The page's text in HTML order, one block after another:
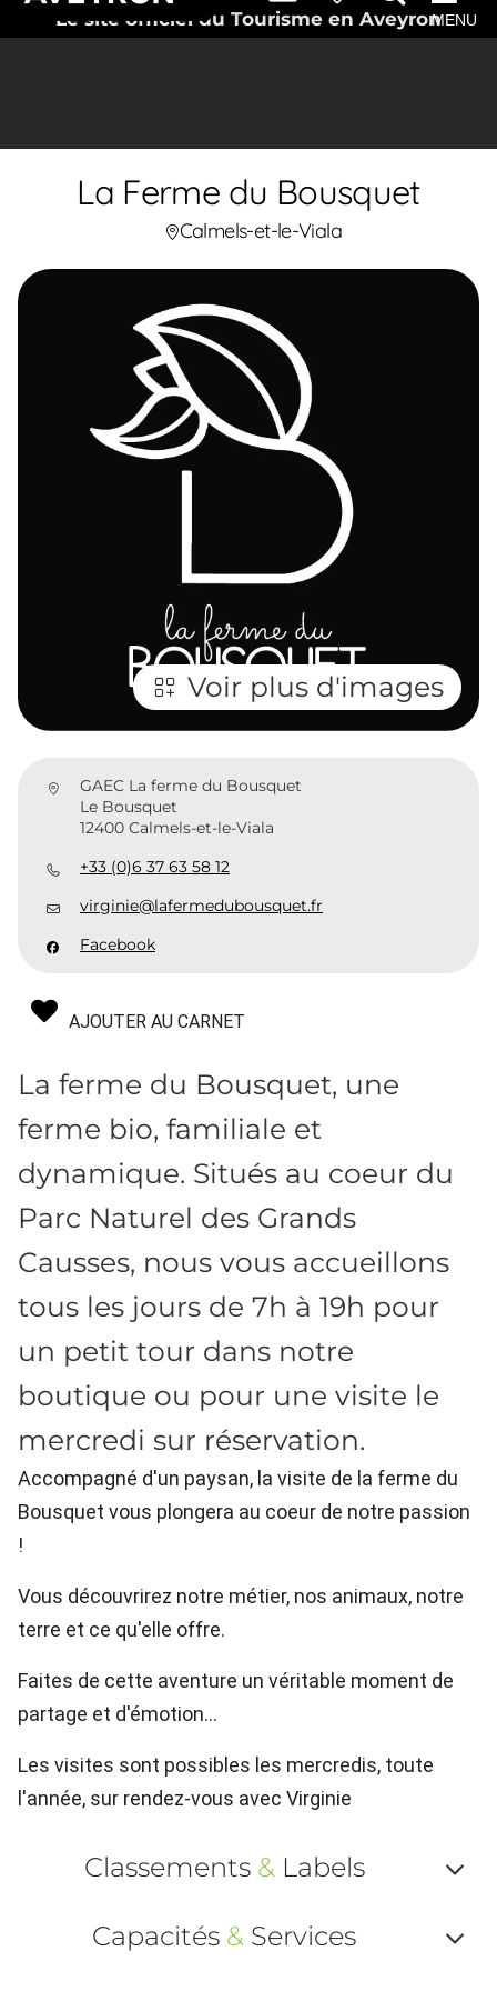
Le site officiel du Tourisme en AveyronMENU
La Ferme du Bousquet
Calmels-et-le-Viala
Voir plus d'images
GAEC La ferme du Bousquet
Le Bousquet
12400 Calmels-et-le-Viala
+33 (0)6 37 63 58 12
virginie@lafermedubousquet.fr
Facebook
AJOUTER AU CARNET
La ferme du Bousquet, une
ferme bio, familiale et
dynamique. Situés au coeur du
Parc Naturel des Grands
Causses, nous vous accueillons
tous les jours de 7h à 19h pour
un petit tour dans notre
boutique ou pour une visite le
mercredi sur réservation.
Accompagné d'un paysan, la visite de la ferme du
Bousquet vous plongera au coeur de notre passion
!
Vous découvrirez notre métier, nos animaux, notre
terre et ce qu'elle offre.
Faites de cette aventure un véritable moment de
partage et d'émotion...
Les visites sont possibles les mercredis, toute
l'année, sur rendez-vous avec Virginie
Classements &Labels
ou
Capacités & Services